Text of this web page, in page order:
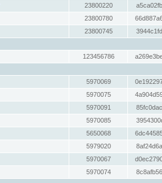
23800220
23800780
23800745
123456786
5970069
5970075
5970091
5970085
5650068
5979020
5970067
5970074